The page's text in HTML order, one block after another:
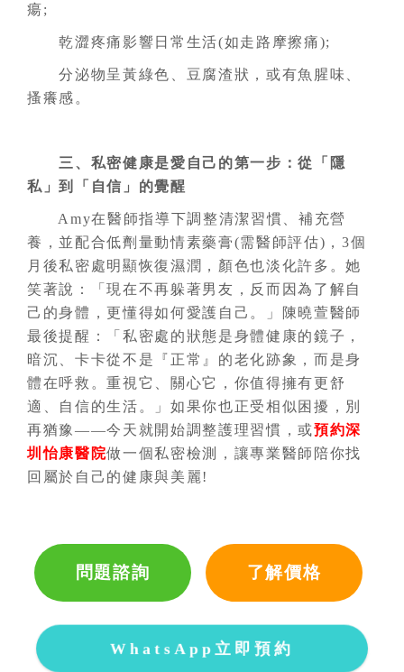
瘍;
乾澀疼痛影響日常生活(如走路摩擦痛);
分泌物呈黃綠色、豆腐渣狀，或有魚腥味、
搔癢感。
三、私密健康是愛自己的第一步：從「隱
私」到「自信」的覺醒
Amy在醫師指導下調整清潔習慣、補充營
養，並配合低劑量動情素藥膏(需醫師評估)，3個
月後私密處明顯恢復濕潤，顏色也淡化許多。她
笑著說：「現在不再躲著男友，反而因為了解自
己的身體，更懂得如何愛護自己。」陳曉萱醫師
最後提醒：「私密處的狀態是身體健康的鏡子，
暗沉、卡卡從不是『正常』的老化跡象，而是身
體在呼救。重視它、關心它，你值得擁有更舒
適、自信的生活。」如果你也正受相似困擾，別
再猶豫——今天就開始調整護理習慣，或預約深
圳怡康醫院做一個私密檢測，讓專業醫師陪你找
回屬於自己的健康與美麗!
問題諮詢 了解價格
WhatsApp立即預約